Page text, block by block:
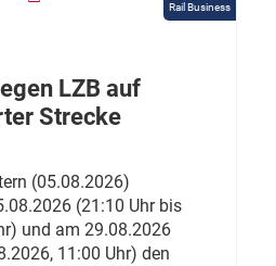
Rail Business
LZB auf
Strecke
(05.08.2026)
(21:10 Uhr bis
und am 29.08.2026
11:00 Uhr) den